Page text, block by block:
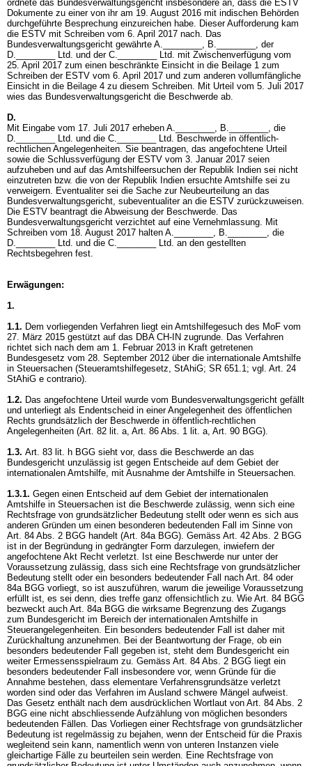
ordnete das Bundesverwaltungsgericht insbesondere an, dass die ESTV
Dokumente zu einer von ihr am 19. August 2016 mit indischen Behörden
durchgeführte Besprechung einzureichen habe. Dieser Aufforderung kam
die ESTV mit Schreiben vom 6. April 2017 nach. Das
Bundesverwaltungsgericht gewährte A.________, B.________, der
D.________ Ltd. und der C.________ Ltd. mit Zwischenverfügung vom
25. April 2017 zum einen beschränkte Einsicht in die Beilage 1 zum
Schreiben der ESTV vom 6. April 2017 und zum anderen vollumfängliche
Einsicht in die Beilage 4 zu diesem Schreiben. Mit Urteil vom 5. Juli 2017
wies das Bundesverwaltungsgericht die Beschwerde ab.
D.
Mit Eingabe vom 17. Juli 2017 erheben A.________, B.________, die
D.________ Ltd. und die C.________ Ltd. Beschwerde in öffentlich-
rechtlichen Angelegenheiten. Sie beantragen, das angefochtene Urteil
sowie die Schlussverfügung der ESTV vom 3. Januar 2017 seien
aufzuheben und auf das Amtshilfeersuchen der Republik Indien sei nicht
einzutreten bzw. die von der Republik Indien ersuchte Amtshilfe sei zu
verweigern. Eventualiter sei die Sache zur Neubeurteilung an das
Bundesverwaltungsgericht, subeventualiter an die ESTV zurückzuweisen.
Die ESTV beantragt die Abweisung der Beschwerde. Das
Bundesverwaltungsgericht verzichtet auf eine Vernehmlassung. Mit
Schreiben vom 18. August 2017 halten A.________, B.________, die
D.________ Ltd. und die C.________ Ltd. an den gestellten
Rechtsbegehren fest.
Erwägungen:
1.
1.1. Dem vorliegenden Verfahren liegt ein Amtshilfegesuch des MoF vom
27. März 2015 gestützt auf das DBA CH-IN zugrunde. Das Verfahren
richtet sich nach dem am 1. Februar 2013 in Kraft getretenen
Bundesgesetz vom 28. September 2012 über die internationale Amtshilfe
in Steuersachen (Steueramtshilfegesetz, StAhiG; SR 651.1; vgl. Art. 24
StAhiG e contrario).
1.2. Das angefochtene Urteil wurde vom Bundesverwaltungsgericht gefällt
und unterliegt als Endentscheid in einer Angelegenheit des öffentlichen
Rechts grundsätzlich der Beschwerde in öffentlich-rechtlichen
Angelegenheiten (Art. 82 lit. a, Art. 86 Abs. 1 lit. a, Art. 90 BGG).
1.3. Art. 83 lit. h BGG sieht vor, dass die Beschwerde an das
Bundesgericht unzulässig ist gegen Entscheide auf dem Gebiet der
internationalen Amtshilfe, mit Ausnahme der Amtshilfe in Steuersachen.
1.3.1. Gegen einen Entscheid auf dem Gebiet der internationalen
Amtshilfe in Steuersachen ist die Beschwerde zulässig, wenn sich eine
Rechtsfrage von grundsätzlicher Bedeutung stellt oder wenn es sich aus
anderen Gründen um einen besonderen bedeutenden Fall im Sinne von
Art. 84 Abs. 2 BGG handelt (Art. 84a BGG). Gemäss Art. 42 Abs. 2 BGG
ist in der Begründung in gedrängter Form darzulegen, inwiefern der
angefochtene Akt Recht verletzt. Ist eine Beschwerde nur unter der
Voraussetzung zulässig, dass sich eine Rechtsfrage von grundsätzlicher
Bedeutung stellt oder ein besonders bedeutender Fall nach Art. 84 oder
84a BGG vorliegt, so ist auszuführen, warum die jeweilige Voraussetzung
erfüllt ist, es sei denn, dies treffe ganz offensichtlich zu. Wie Art. 84 BGG
bezweckt auch Art. 84a BGG die wirksame Begrenzung des Zugangs
zum Bundesgericht im Bereich der internationalen Amtshilfe in
Steuerangelegenheiten. Ein besonders bedeutender Fall ist daher mit
Zurückhaltung anzunehmen. Bei der Beantwortung der Frage, ob ein
besonders bedeutender Fall gegeben ist, steht dem Bundesgericht ein
weiter Ermessensspielraum zu. Gemäss Art. 84 Abs. 2 BGG liegt ein
besonders bedeutender Fall insbesondere vor, wenn Gründe für die
Annahme bestehen, dass elementare Verfahrensgrundsätze verletzt
worden sind oder das Verfahren im Ausland schwere Mängel aufweist.
Das Gesetz enthält nach dem ausdrücklichen Wortlaut von Art. 84 Abs. 2
BGG eine nicht abschliessende Aufzählung von möglichen besonders
bedeutenden Fällen. Das Vorliegen einer Rechtsfrage von grundsätzlicher
Bedeutung ist regelmässig zu bejahen, wenn der Entscheid für die Praxis
wegleitend sein kann, namentlich wenn von unteren Instanzen viele
gleichartige Fälle zu beurteilen sein werden. Eine Rechtsfrage von